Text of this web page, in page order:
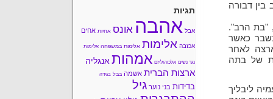
בין דבורה
"בת הרב".
כאשר
לאחר
של בתה
ליבליך
תגיות
אבל אהבה אונס אחיות אחים
אכזבה אלימות אלימות במשפחה אלימות
נגד נשים אלכוהוליזם אמהותאנגליה
ארצות הברית אשמה בבל בגידה
בדידות בני נוער גיל